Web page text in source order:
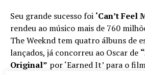
Seu grande sucesso foi ‘Can’t Feel
rendeu ao músico mais de 760
The Weeknd tem quatro álbuns de
lançados, já concorreu ao Oscar de
Original” por ‘Earned It’ para o